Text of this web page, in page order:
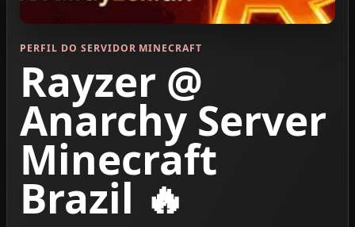
VPS Gamer
Login
Crie seu servidor
PERFIL DO SERVIDOR MINECRAFT
Rayzer @
Anarchy Server
Minecraft
Brazil 🔥